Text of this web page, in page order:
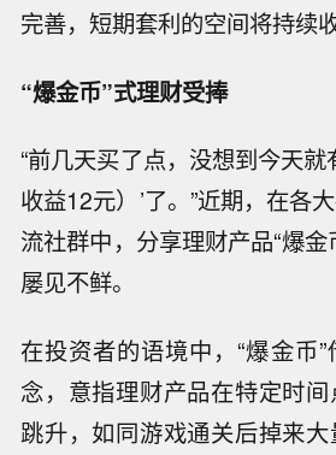
完善，短期套利的空间将持续收
“爆金币”式理财受捧
“前几天买了点，没想到今天就
收益12元）’了。”近期，在各
流社群中，分享理财产品“爆
屡见不鲜。
在投资者的语境中，“爆金币
念，意指理财产品在特定时
跳升，如同游戏通关后掉来